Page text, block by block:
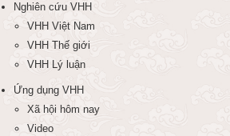
Nghiên cứu VHH
VHH Việt Nam
VHH Thế giới
VHH Lý luận
Ứng dụng VHH
Xã hội hôm nay
Video